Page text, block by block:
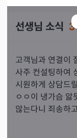
선생님 소식 3
고객님과 연결이
사주 컨설팅하여
시원하게 상담드
ㅇㅇ이 냉가슴 앓
않는다니 죄송하
하지만 고객님